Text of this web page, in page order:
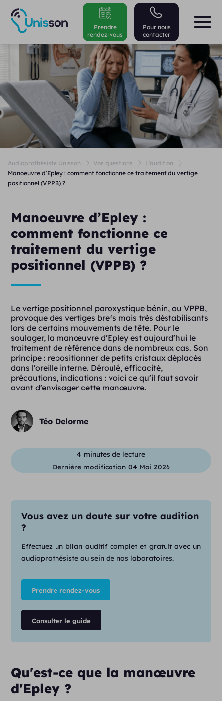
Pour nous
contacter
Prendre
rendez-vous
Audioprothésiste Unisson Vos questions
L'audition
Manoeuvre d’Epley : comment fonctionne ce traitement du vertige
positionnel (VPPB) ?
Manoeuvre d’Epley :
comment fonctionne ce
traitement du vertige
positionnel (VPPB) ?
Le vertige positionnel paroxystique bénin, ou VPPB,
provoque des vertiges brefs mais très déstabilisants
lors de certains mouvements de tête. Pour le
soulager, la manœuvre d’Epley est aujourd’hui le
traitement de référence dans de nombreux cas. Son
principe : repositionner de petits cristaux déplacés
dans l’oreille interne. Déroulé, efficacité,
précautions, indications : voici ce qu’il faut savoir
avant d’envisager cette manœuvre.
Téo Delorme
4 minutes de lecture
Dernière modification 04 Mai 2026
Vous avez un doute sur votre audition
?
Effectuez un bilan auditif complet et gratuit avec un
audioprothésiste au sein de nos laboratoires.
Prendre rendez-vous
Consulter le guide
Qu'est-ce que la manœuvre
d'Epley ?